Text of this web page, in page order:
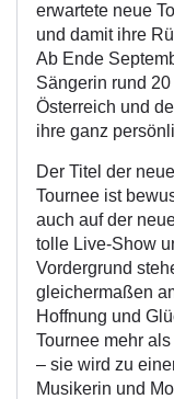
erwartete neue
und damit ihre
Ab Ende
Sängerin rund
Österreich und
ihre ganz
Der Titel der
Tournee ist
auch auf der
tolle Live-Show
Vordergrund
gleichermaßen
Hoffnung und
Tournee mehr
– sie wird zu
Musikerin und